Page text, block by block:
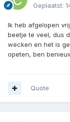
Geplaatst:
Ik heb afgelopen
beetje te veel, dus
wecken en het is
opeten, ben
Quote